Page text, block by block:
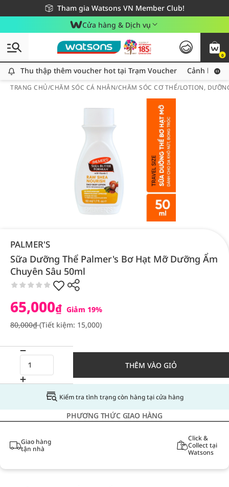
Tham gia Watsons VN Member Club!
Miễn phí giao hàng cho đơn hàng từ 249,000Đ
Giao hàng nhanh 24h - Áp dụng khu vực TP. Hồ Chí Minh
Cửa hàng & Dịch vụ
0
Thu thập thêm voucher hot tại Trạm Voucher
Thu thập thêm voucher hot tại Trạm Voucher Cảnh báo
TRANG CHỦ/CHĂM SÓC CÁ NHÂN/CHĂM SÓC CƠ THỂ/LOTION,
PALMER'S
Sữa Dưỡng Thể Palmer's Bơ Hạt Mỡ Dưỡng Ẩm
Chuyên Sâu 50ml
65,000₫ Giảm 19%
80,000₫(Tiết kiệm: 15,000)
THÊM VÀO GIỎ
Kiểm tra tình trạng còn hàng tại cửa hàng
PHƯƠNG THỨC GIAO HÀNG
Giao hàng
tận nhà
Click &
Collect tại
Watsons